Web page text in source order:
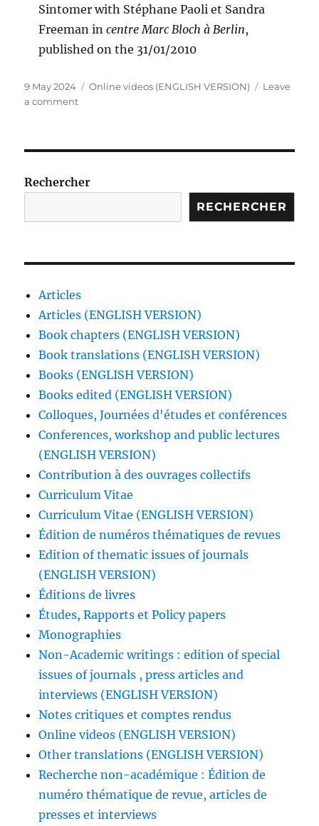
Sintomer with Stéphane Paoli et Sandra
Freeman incentre Marc Bloch à Berlin,
published on the 31/01/2010
Posted
on
9 May 2024 Categories
Online videos (ENGLISH VERSION)
Leave
a commenton
Rechercher
RECHERCHER
Articles
Articles (ENGLISH VERSION)
Book chapters (ENGLISH VERSION)
Book translations (ENGLISH VERSION)
Books (ENGLISH VERSION)
Books edited (ENGLISH VERSION)
Colloques, Journées d'études et conférences
Conferences, workshop and public lectures
(ENGLISH VERSION)
Contribution à des ouvrages collectifs
Curriculum Vitae
Curriculum Vitae (ENGLISH VERSION)
Édition de numéros thématiques de revues
Edition of thematic issues of journals
(ENGLISH VERSION)
Éditions de livres
Études, Rapports et Policy papers
Monographies
Non-Academic writings : edition of special
issues of journals , press articles and
interviews (ENGLISH VERSION)
Notes critiques et comptes rendus
Online videos (ENGLISH VERSION)
Other translations (ENGLISH VERSION)
Recherche non-académique : Édition de
numéro thématique de revue, articles de
presses et interviews